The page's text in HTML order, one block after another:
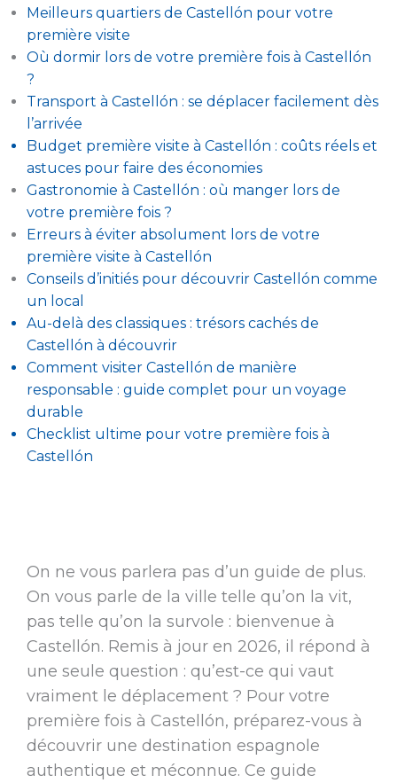
Meilleurs quartiers de Castellón pour votre
première visite
Où dormir lors de votre première fois à Castellón
?
Transport à Castellón : se déplacer facilement dès
l’arrivée
Budget première visite à Castellón : coûts réels et
astuces pour faire des économies
Gastronomie à Castellón : où manger lors de
votre première fois ?
Erreurs à éviter absolument lors de votre
première visite à Castellón
Conseils d’initiés pour découvrir Castellón comme
un local
Au-delà des classiques : trésors cachés de
Castellón à découvrir
Comment visiter Castellón de manière
responsable : guide complet pour un voyage
durable
Checklist ultime pour votre première fois à
Castellón
On ne vous parlera pas d’un guide de plus.
On vous parle de la ville telle qu’on la vit,
pas telle qu’on la survole : bienvenue à
Castellón. Remis à jour en 2026, il répond à
une seule question : qu’est-ce qui vaut
vraiment le déplacement ? Pour votre
première fois à Castellón, préparez-vous à
découvrir une destination espagnole
authentique et méconnue. Ce guide